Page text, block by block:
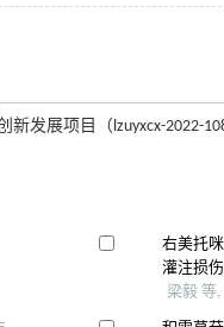
发展项目（lzuyxcx-2022-108